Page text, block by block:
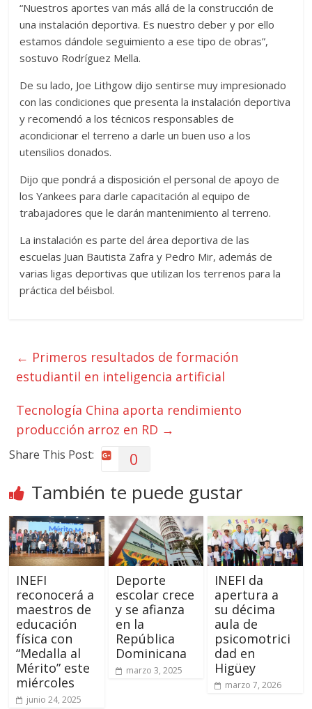
“Nuestros aportes van más allá de la construcción de
una instalación deportiva. Es nuestro deber y por ello
estamos dándole seguimiento a ese tipo de obras”,
sostuvo Rodríguez Mella.
De su lado, Joe Lithgow dijo sentirse muy impresionado
con las condiciones que presenta la instalación deportiva
y recomendó a los técnicos responsables de
acondicionar el terreno a darle un buen uso a los
utensilios donados.
Dijo que pondrá a disposición el personal de apoyo de
los Yankees para darle capacitación al equipo de
trabajadores que le darán mantenimiento al terreno.
La instalación es parte del área deportiva de las
escuelas Juan Bautista Zafra y Pedro Mir, además de
varias ligas deportivas que utilizan los terrenos para la
práctica del béisbol.
← Primeros resultados de formación
estudiantil en inteligencia artificial
Tecnología China aporta rendimiento
producción arroz en RD →
Share This Post: 0
También te puede gustar
INEFI
reconocerá a
maestros de
educación
física con
“Medalla al
Mérito” este
miércoles
junio 24, 2025
Deporte
escolar crece
y se afianza
en la
República
Dominicana
marzo 3, 2025
INEFI da
apertura a
su décima
aula de
psicomotrici
dad en
Higüey
marzo 7, 2026